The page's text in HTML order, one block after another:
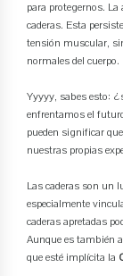
para protegernos.
caderas. Esta
tensión muscular,
normales del cuerpo.
Yyyyy, sabes esto:
enfrentamos el
pueden significar
nuestras propias
Las caderas son un
especialmente
caderas apretadas
Aunque es también
que esté implícita la